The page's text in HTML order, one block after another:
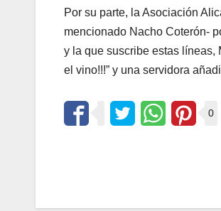
Por su parte, la Asociación
mencionado Nacho Coterón-
y la que suscribe estas líneas,
el vino!!!” y una servidora
0